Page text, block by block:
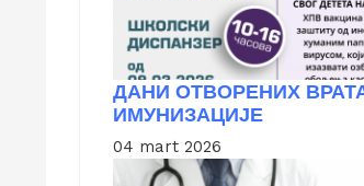
ДАНИ ОТВОРЕНИХ
ИМУНИЗАЦИЈЕ
04 mart 2026